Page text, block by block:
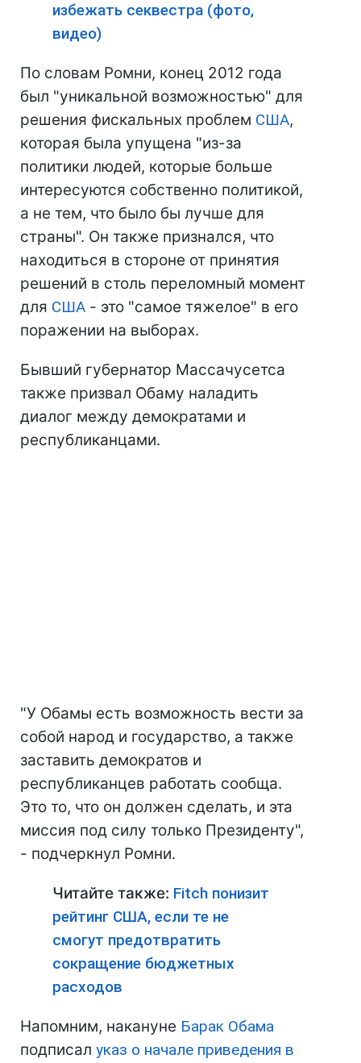
избежать секвестра (фото,
видео)
По словам Ромни, конец 2012 года
был "уникальной возможностью" для
решения фискальных проблем США,
которая была упущена "из-за
политики людей, которые больше
интересуются собственно политикой,
а не тем, что было бы лучше для
страны". Он также признался, что
находиться в стороне от принятия
решений в столь переломный момент
для США - это "самое тяжелое" в его
поражении на выборах.
Бывший губернатор Массачусетса
также призвал Обаму наладить
диалог между демократами и
республиканцами.
"У Обамы есть возможность вести за
собой народ и государство, а также
заставить демократов и
республиканцев работать сообща.
Это то, что он должен сделать, и эта
миссия под силу только Президенту",
- подчеркнул Ромни.
Читайте также: Fitch понизит
рейтинг США, если те не
смогут предотвратить
сокращение бюджетных
расходов
Напомним, накануне Барак Обама
подписал указ о начале приведения в